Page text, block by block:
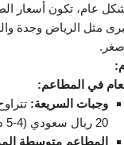
عام، تكون أسعار
مثل الرياض وجدة
في المطاعم:
وجبات السريعة:
20 ريال سعودي (4-5 دولار أمريكي).
المطاعم متوسطة